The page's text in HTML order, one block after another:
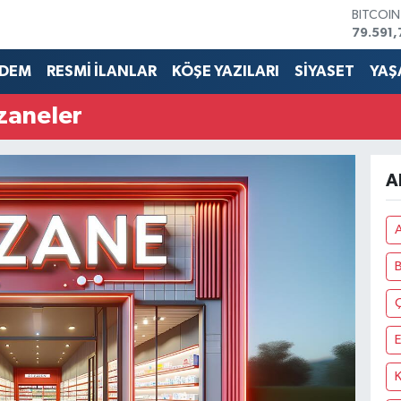
BITCOIN
DOLAR
G.ALTIN
RESMİ İLANLAR KÖŞE YAZILARI SİYASET